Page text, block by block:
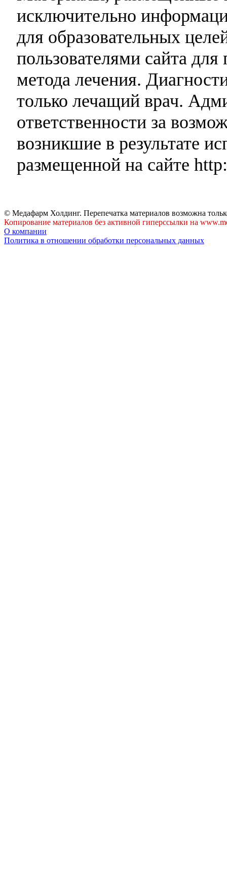
исключительно
для образовательных
пользователями сайта
метода лечения.
только лечащий врач.
ответственности за
возникшие в результате
размещенной на сайте
© Медафарм Холдинг. Перепечатка материалов возможна
Копирование материалов без активной гиперссылки на
О компании
Политика в отношении обработки персональных данных